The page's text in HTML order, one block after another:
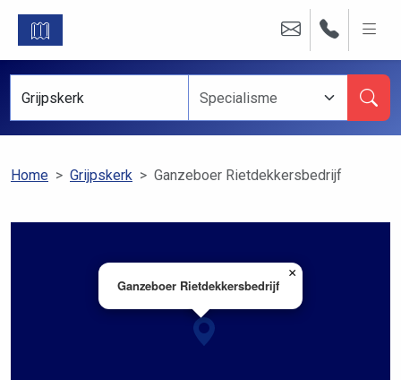
Home Grijpskerk Ganzeboer Rietdekkersbedrijf
Ganzeboer Rietdekkersbedrijf
×